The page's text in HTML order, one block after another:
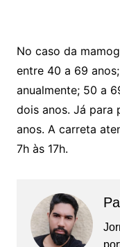
No caso da
entre 40 a 69
anualmente; 50 a
dois anos. Já para
anos. A carreta
7h às 17h.